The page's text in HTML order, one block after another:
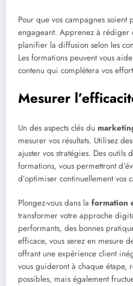
Pour que vos campagnes soient
engageant. Apprenez à rédiger
planifier la diffusion selon les
Les formations peuvent vous
contenu qui complétera vos
Mesurer
Un des aspects clés du
mesurer vos résultats. Utilisez
ajuster vos stratégies. Des outils
formations, vous permettront
d’optimiser continuellement vos
Plongez-vous dans la formation
transformer votre approche
performants, des bonnes
efficace, vous serez en mesure
offrant une expérience client
vous guideront à chaque étape,
possibles, mais également